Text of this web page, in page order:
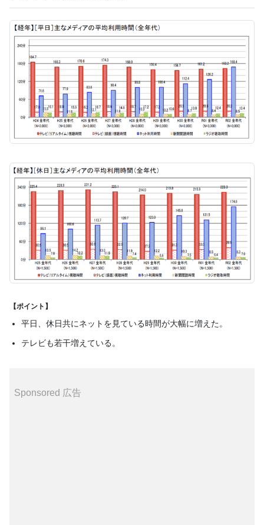
【ポイント】
平日、休日共にネットを見ている時間が大幅に増えた。
テレビも若干増えている。
Sponsored 広告